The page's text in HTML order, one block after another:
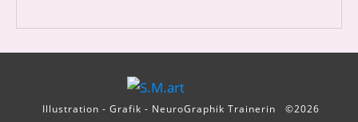
Illustration - Grafik - NeuroGraphik Trainerin ©2026